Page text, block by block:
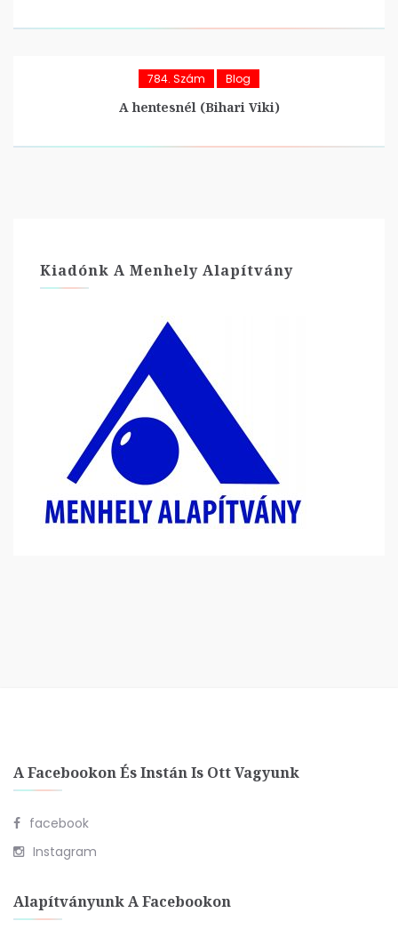
784. Szám Blog
A hentesnél (Bihari Viki)
Kiadónk A Menhely Alapítvány
A Facebookon És Instán Is Ott Vagyunk
facebook
Instagram
Alapítványunk A Facebookon